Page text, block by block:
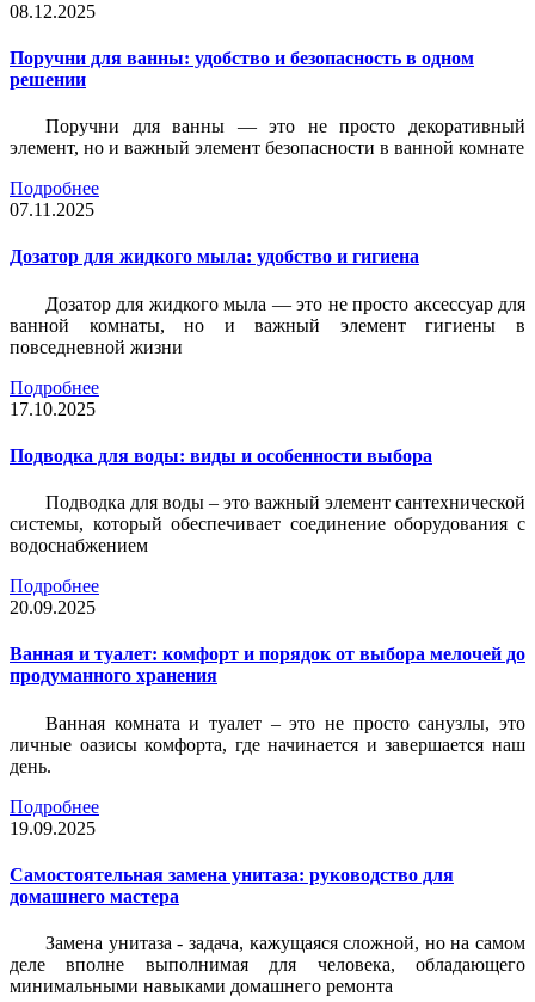
08.12.2025
Поручни для ванны: удобство и безопасность в одном
решении
Поручни для ванны — это не просто декоративный
элемент, но и важный элемент безопасности в ванной комнате
Подробнее
07.11.2025
Дозатор для жидкого мыла: удобство и гигиена
Дозатор для жидкого мыла — это не просто аксессуар для
ванной комнаты, но и важный элемент гигиены в
повседневной жизни
Подробнее
17.10.2025
Подводка для воды: виды и особенности выбора
Подводка для воды – это важный элемент сантехнической
системы, который обеспечивает соединение оборудования с
водоснабжением
Подробнее
20.09.2025
Ванная и туалет: комфорт и порядок от выбора мелочей до
продуманного хранения
Ванная комната и туалет – это не просто санузлы, это
личные оазисы комфорта, где начинается и завершается наш
день.
Подробнее
19.09.2025
Самостоятельная замена унитаза: руководство для
домашнего мастера
Замена унитаза - задача, кажущаяся сложной, но на самом
деле вполне выполнимая для человека, обладающего
минимальными навыками домашнего ремонта